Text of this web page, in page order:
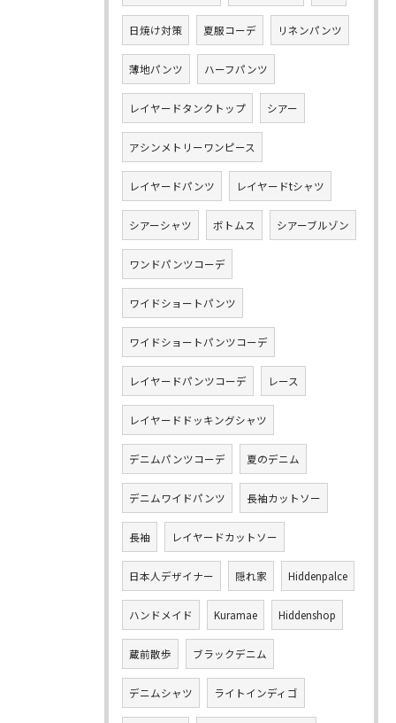
日焼け対策 夏服コーデ リネンパンツ
薄地パンツ ハーフパンツ
レイヤードタンクトップ シアー
アシンメトリーワンピース
レイヤードパンツ レイヤードtシャツ
シアーシャツ ボトムス シアーブルゾン
ワンドパンツコーデ
ワイドショートパンツ
ワイドショートパンツコーデ
レイヤードパンツコーデ レース
レイヤードドッキングシャツ
デニムパンツコーデ 夏のデニム
デニムワイドパンツ 長袖カットソー
長袖 レイヤードカットソー
日本人デザイナー 隠れ家 Hiddenpalce
ハンドメイド Kuramae Hiddenshop
蔵前散歩 ブラックデニム
デニムシャツ ライトインディゴ